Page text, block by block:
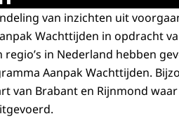
van inzichten uit
Wachttijden in opdracht
in Nederland hebben
Aanpak Wachttijden.
van Brabant en Rijnmond